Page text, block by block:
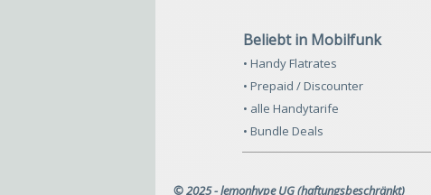
Beliebt in Mobilfunk
• Handy Flatrates
• Prepaid / Discounter
• alle Handytarife
• Bundle Deals
© 2025 - lemonhype UG (haftungsbeschränkt)